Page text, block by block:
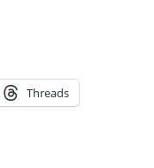
Threads